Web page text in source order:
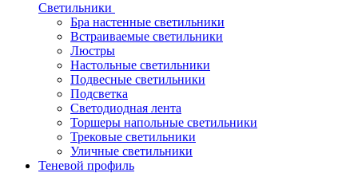
Светильники
Бра настенные светильники
Встраиваемые светильники
Люстры
Настольные светильники
Подвесные светильники
Подсветка
Светодиодная лента
Торшеры напольные светильники
Трековые светильники
Уличные светильники
Теневой профиль